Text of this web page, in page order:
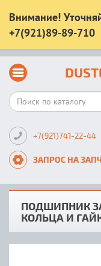
Внимание!
+7(921)89-89-710
+7(921)741-22-44
ЗАПРОС НА
ПОДШИПНИК
КОЛЬЦА И